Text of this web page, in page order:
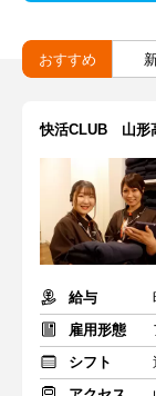
おすすめ
快活CLUB 山形
給与
雇用形態
シフト